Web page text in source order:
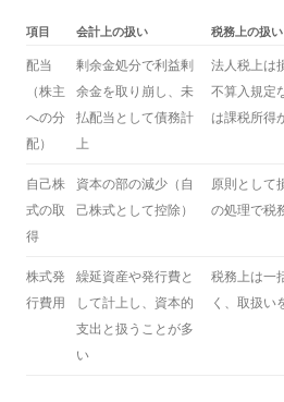
項目 会計上の扱い 税務上の扱い
配当
（株主
への分
配）
剰余金処分で利益剰
余金を取り崩し、未
払配当として債務計
上
法人税上は
不算入規定
は課税所得
自己株
式の取
得
資本の部の減少（自
己株式として控除）
原則として
の処理で税
株式発
行費用
繰延資産や発行費と
して計上し、資本的
支出と扱うことが多
い
税務上は一
く、取扱い